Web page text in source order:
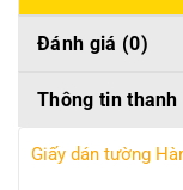
Đánh giá (0)
Thông tin thanh
Giấy dán tường